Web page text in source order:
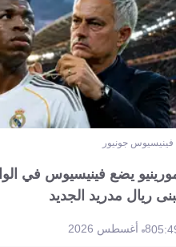
فينيسيوس جونيور
يضع فينيسيوس في
ريال مدريد الجديد
8 أغسطس 2026